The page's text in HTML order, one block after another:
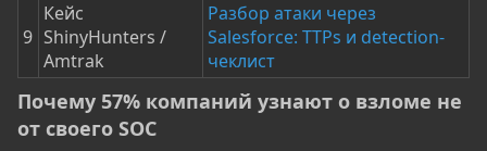
9
Кейс
ShinyHunters /
Amtrak
Разбор атаки через
Salesforce: TTPs и detection-
чеклист
Почему 57% компаний узнают о взломе не
от своего SOC​